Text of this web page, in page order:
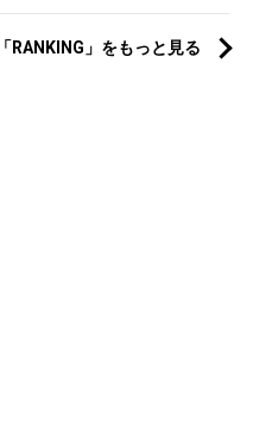
「RANKING」をもっと見る